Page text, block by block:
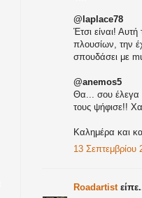
@laplace78
Έτσι είναι!
πλουσίων, την
σπουδάσει με
@anemos5
Θα... σου έλεγα
τους ψήφισε!!
Καλημέρα και
13 Σεπτεμβρίου
Roadartist